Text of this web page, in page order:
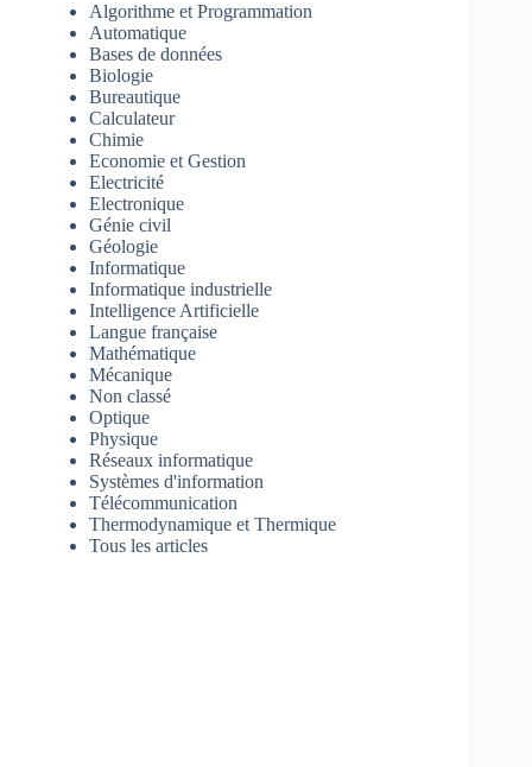
Algorithme et Programmation
Automatique
Bases de données
Biologie
Bureautique
Calculateur
Chimie
Economie et Gestion
Electricité
Electronique
Génie civil
Géologie
Informatique
Informatique industrielle
Intelligence Artificielle
Langue française
Mathématique
Mécanique
Non classé
Optique
Physique
Réseaux informatique
Systèmes d'information
Télécommunication
Thermodynamique et Thermique
Tous les articles